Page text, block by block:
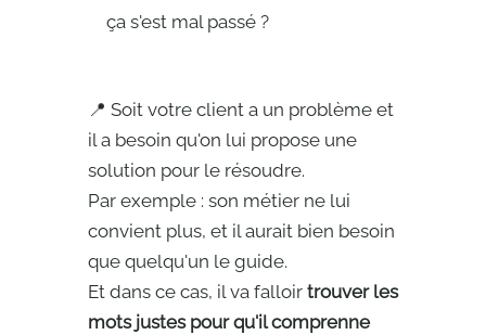
ça s'est mal passé ?
📍 Soit votre client a un problème et
il a besoin qu'on lui propose une
solution pour le résoudre.
Par exemple : son métier ne lui
convient plus, et il aurait bien besoin
que quelqu'un le guide.
Et dans ce cas, il va falloir trouver les
mots justes pour qu'il comprenne